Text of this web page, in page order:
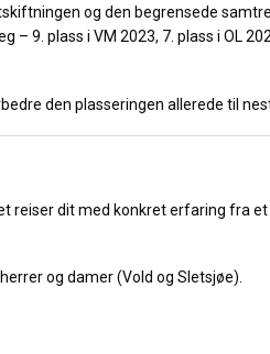
og den begrensede
9. plass i VM 2023, 7. plass i OL
den plasseringen allerede til
reiser dit med konkret erfaring fra
og damer (Vold og Sletsjøe).